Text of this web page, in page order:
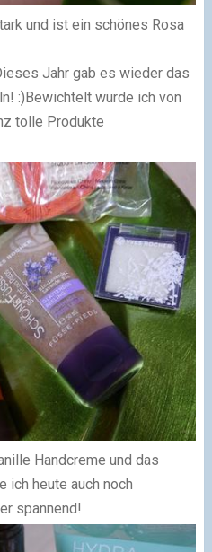
und ist ein schönes Rosa
Jahr gab es wieder das
:)Bewichtelt wurde ich von
tolle Produkte
Handcreme und das
ich heute auch noch
spannend!